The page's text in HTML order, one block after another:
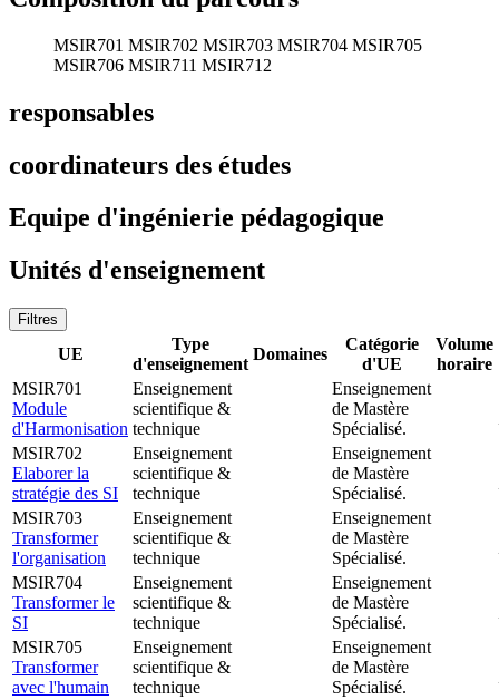
MSIR701 MSIR702 MSIR703 MSIR704 MSIR705
MSIR706 MSIR711 MSIR712
responsables
coordinateurs des études
Equipe d'ingénierie pédagogique
Unités d'enseignement
Filtres
UE
Type
d'enseignement
Domaines
Catégorie
d'UE
Volume
horaire
MSIR701
Module
d'Harmonisation
Enseignement
scientifique &
technique
Enseignement
de Mastère
Spécialisé.
MSIR702
Elaborer la
stratégie des SI
Enseignement
scientifique &
technique
Enseignement
de Mastère
Spécialisé.
MSIR703
Transformer
l'organisation
Enseignement
scientifique &
technique
Enseignement
de Mastère
Spécialisé.
MSIR704
Transformer le
SI
Enseignement
scientifique &
technique
Enseignement
de Mastère
Spécialisé.
MSIR705
Transformer
avec l'humain
Enseignement
scientifique &
technique
Enseignement
de Mastère
Spécialisé.